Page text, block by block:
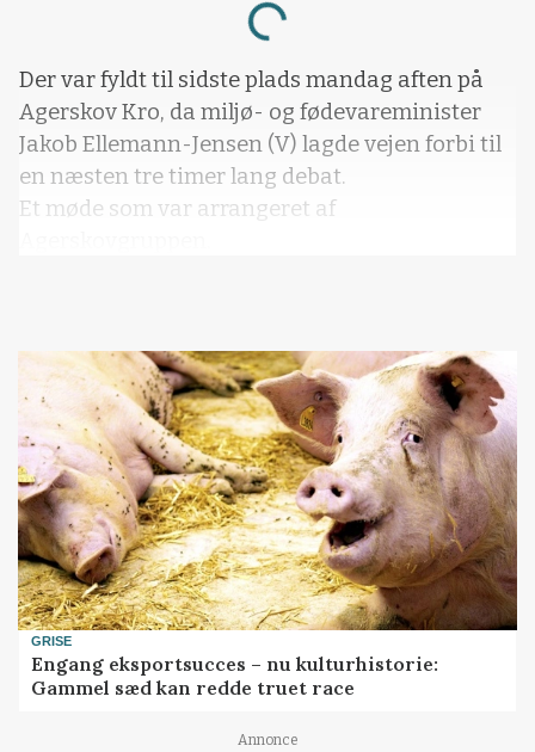
Loading...
Der var fyldt til sidste plads mandag aften på
Agerskov Kro, da miljø- og fødevareminister
Jakob Ellemann-Jensen (V) lagde vejen forbi til
en næsten tre timer lang debat.
Et møde som var arrangeret af
Vil du læse mere?
Kære læser, denne artikel fra Effektivt
Landbrug er låst.
Kvalitetsjournalistik kræver research,
ekspertise og adgang til relevante kilder.
Men vi vil rigtig gerne tilbyde dig et
digitalt abonnement i 30 dage for kun
30 kroner.
Prøv 30 dage for 30 kr
GRISE
Engang eksportsucces – nu kulturhistorie:
Gammel sæd kan redde truet race
Annonce